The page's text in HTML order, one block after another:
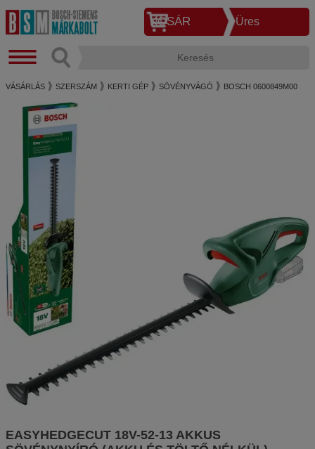
KOSÁR Üres
VÁSÁRLÁS SZERSZÁM KERTI GÉP SÖVÉNYVÁGÓ BOSCH 0600849M00
EASYHEDGECUT 18V-52-13 AKKUS